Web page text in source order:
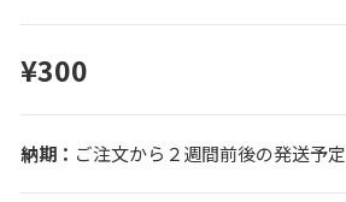
¥300
ご注文から２週間前後の発送予定